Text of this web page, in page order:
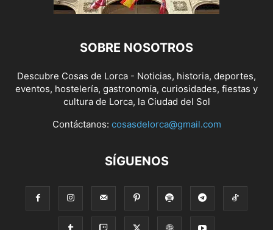
SOBRE NOSOTROS
Descubre Cosas de Lorca - Noticias, historia, deportes,
eventos, hostelería, gastronomía, curiosidades, fiestas y
cultura de Lorca, la Ciudad del Sol
Contáctanos: cosasdelorca@gmail.com
SÍGUENOS